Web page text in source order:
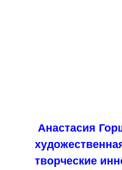
Анастасия
творческие